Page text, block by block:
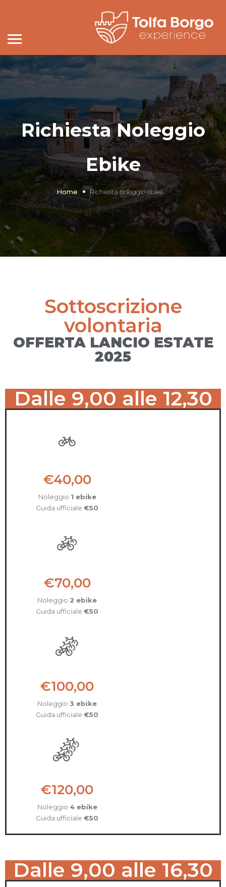
Richiesta Noleggio
Ebike
Home Richiesta noleggio ebike
Sottoscrizione
volontaria
OFFERTA LANCIO ESTATE
2025
Dalle 9,00 alle 12,30
€40,00
Noleggio 1 ebike
Guida ufficiale €50
€70,00
Noleggio 2 ebike
Guida ufficiale €50
€100,00
Noleggio 3 ebike
Guida ufficiale €50
€120,00
Noleggio 4 ebike
Guida ufficiale €50
Dalle 9,00 alle 16,30